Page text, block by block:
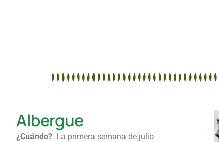
Albergue
¿Cuándo? La primera semana de julio